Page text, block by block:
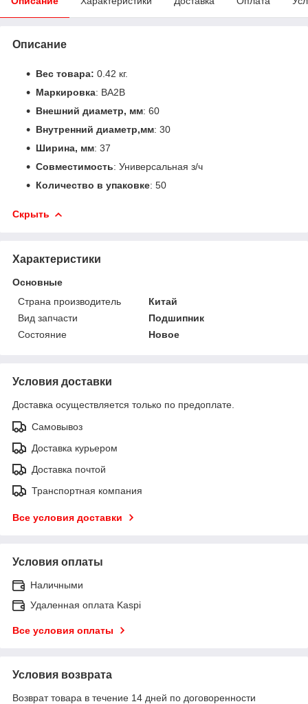
Описание
Вес товара: 0.42 кг.
Маркировка: BA2B
Внешний диаметр, мм: 60
Внутренний диаметр,мм: 30
Ширина, мм: 37
Совместимость: Универсальная з/ч
Количество в упаковке: 50
Скрыть
Характеристики
Основные
Страна производитель
Китай
Вид запчасти
Подшипник
Состояние
Новое
Условия доставки
Доставка осуществляется только по предоплате.
Самовывоз
Доставка курьером
Доставка почтой
Транспортная компания
Все условия доставки
Условия оплаты
Наличными
Удаленная оплата Kaspi
Все условия оплаты
Условия возврата
Возврат товара в течение 14 дней по договоренности